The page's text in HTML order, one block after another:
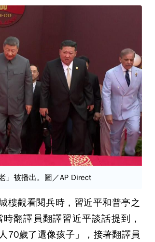
」被播出。圖／AP Direct
樓觀看閱兵時，習近平和普亭之
翻譯員翻譯習近平談話提到，
70歲了還像孩子」，接著翻譯員